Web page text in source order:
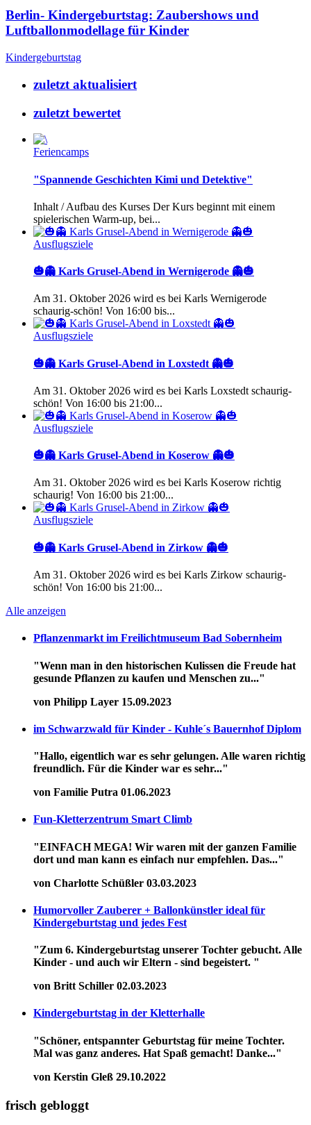
Berlin- Kindergeburtstag: Zaubershows und
Luftballonmodellage für Kinder
Kindergeburtstag
zuletzt aktualisiert
zuletzt bewertet
Feriencamps
"Spannende Geschichten Kimi und Detektive"
Inhalt / Aufbau des Kurses Der Kurs beginnt mit einem
spielerischen Warm-up, bei...
Ausflugsziele
🎃👻 Karls Grusel-Abend in Wernigerode 👻🎃
Am 31. Oktober 2026 wird es bei Karls Wernigerode
schaurig-schön! Von 16:00 bis...
Ausflugsziele
🎃👻 Karls Grusel-Abend in Loxstedt 👻🎃
Am 31. Oktober 2026 wird es bei Karls Loxstedt schaurig-
schön! Von 16:00 bis 21:00...
Ausflugsziele
🎃👻 Karls Grusel-Abend in Koserow 👻🎃
Am 31. Oktober 2026 wird es bei Karls Koserow richtig
schaurig! Von 16:00 bis 21:00...
Ausflugsziele
🎃👻 Karls Grusel-Abend in Zirkow 👻🎃
Am 31. Oktober 2026 wird es bei Karls Zirkow schaurig-
schön! Von 16:00 bis 21:00...
Alle anzeigen
Pflanzenmarkt im Freilichtmuseum Bad Sobernheim
"Wenn man in den historischen Kulissen die Freude hat
gesunde Pflanzen zu kaufen und Menschen zu..."
von Philipp Layer 15.09.2023
im Schwarzwald für Kinder - Kuhle´s Bauernhof Diplom
"Hallo, eigentlich war es sehr gelungen. Alle waren richtig
freundlich. Für die Kinder war es sehr..."
von Familie Putra 01.06.2023
Fun-Kletterzentrum Smart Climb
"EINFACH MEGA! Wir waren mit der ganzen Familie
dort und man kann es einfach nur empfehlen. Das..."
von Charlotte Schüßler 03.03.2023
Humorvoller Zauberer + Ballonkünstler ideal für
Kindergeburtstag und jedes Fest
"Zum 6. Kindergeburtstag unserer Tochter gebucht. Alle
Kinder - und auch wir Eltern - sind begeistert. "
von Britt Schiller 02.03.2023
Kindergeburtstag in der Kletterhalle
"Schöner, entspannter Geburtstag für meine Tochter.
Mal was ganz anderes. Hat Spaß gemacht! Danke..."
von Kerstin Gleß 29.10.2022
frisch gebloggt